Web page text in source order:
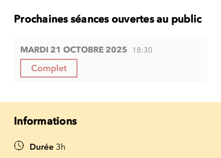
Prochaines séances ouvertes au public
MARDI 21 OCTOBRE 2025 18:30
Complet
Informations
Durée 3h